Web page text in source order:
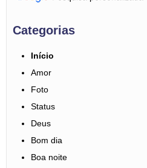
Categorias
Início
Amor
Foto
Status
Deus
Bom dia
Boa noite